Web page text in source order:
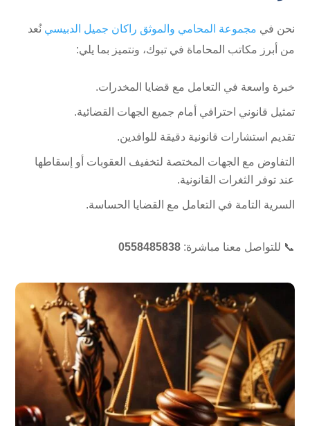
نحن في مجموعة المحامي والموثق راكان جميل الدبيسي نُعد
من أبرز مكاتب المحاماة في تبوك، ونتميز بما يلي:
خبرة واسعة في التعامل مع قضايا المخدرات.
تمثيل قانوني احترافي أمام جميع الجهات القضائية.
تقديم استشارات قانونية دقيقة للوافدين.
التفاوض مع الجهات المختصة لتخفيف العقوبات أو إسقاطها
عند توفر الثغرات القانونية.
السرية التامة في التعامل مع القضايا الحساسة.
📞 للتواصل معنا مباشرة:0558485838